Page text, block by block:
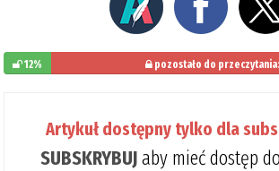
12% pozostało do
Artykuł dostępny tylko dla
SUBSKRYBUJaby mieć dostęp